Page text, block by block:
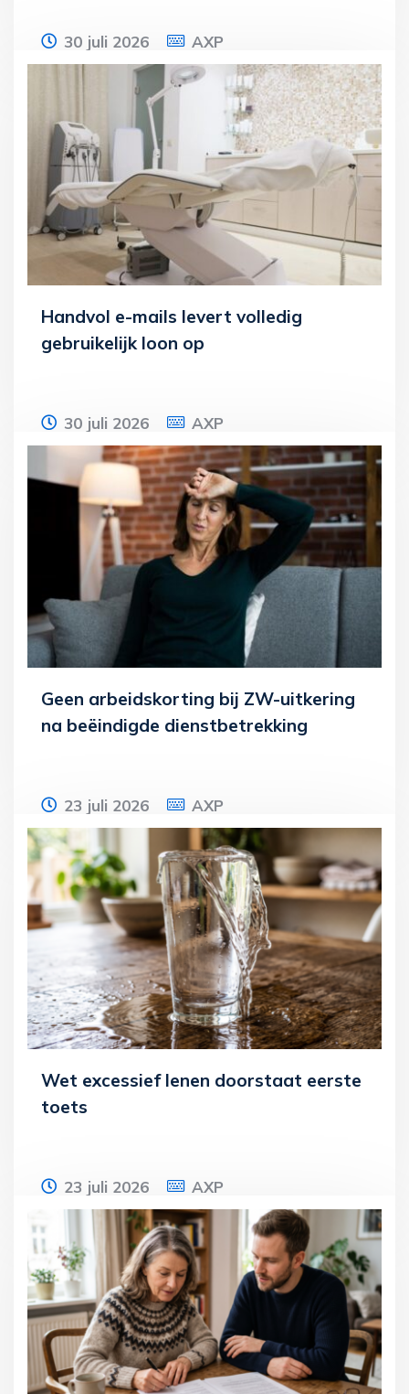
30 juli 2026 AXP
Een vrouw overlijdt in 2020. De inspecteur
legt een aanslag inkomstenbelasting op,
waarbij hij een belastbaar inkomen uit
Lees meer
Handvol e-mails levert volledig
gebruikelijk loon op
30 juli 2026 AXP
Een dga stelt dat hij vanwege
hartproblemen geen werkzaamheden
voor zijn bv heeft verricht. Daarom zou de
Lees meer
Geen arbeidskorting bij ZW-uitkering
na beëindigde dienstbetrekking
23 juli 2026 AXP
Iemand heeft recht op arbeidskorting als
hij arbeidsinkomen geniet. Sinds 1 januari
2020 telt een Ziektewet-uitkering
Lees meer
Wet excessief lenen doorstaat eerste
toets
23 juli 2026 AXP
Een dga leent ruim zeven ton van zijn
eigen bv. Het bedrag boven de wettelijke
drempel van € 700.000 wordt belast als
Lees meer